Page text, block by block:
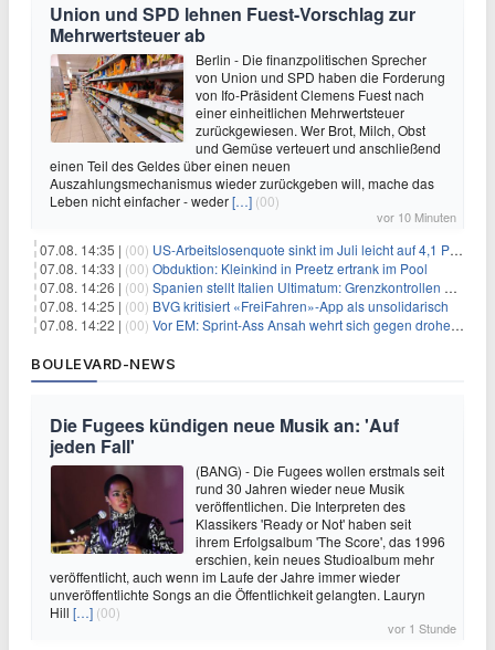
Union und SPD lehnen Fuest-Vorschlag zur
Mehrwertsteuer ab
Berlin - Die finanzpolitischen Sprecher
von Union und SPD haben die Forderung
von Ifo-Präsident Clemens Fuest nach
einer einheitlichen Mehrwertsteuer
zurückgewiesen. Wer Brot, Milch, Obst
und Gemüse verteuert und anschließend
einen Teil des Geldes über einen neuen
Auszahlungsmechanismus wieder zurückgeben will, mache das
Leben nicht einfacher - weder[…] (00)
vor 10 Minuten
07.08. 14:35 | (00) US-Arbeitslosenquote sinkt im Juli leicht auf 4,1 Prozent
07.08. 14:33 | (00) Obduktion: Kleinkind in Preetz ertrank im Pool
07.08. 14:26 | (00) Spanien stellt Italien Ultimatum: Grenzkontrollen beenden
07.08. 14:25 | (00) BVG kritisiert «FreiFahren»-App als unsolidarisch
07.08. 14:22 | (00) Vor EM: Sprint-Ass Ansah wehrt sich gegen drohende Sperre
BOULEVARD-NEWS
Die Fugees kündigen neue Musik an: 'Auf
jeden Fall'
(BANG) - Die Fugees wollen erstmals seit
rund 30 Jahren wieder neue Musik
veröffentlichen. Die Interpreten des
Klassikers 'Ready or Not' haben seit
ihrem Erfolgsalbum 'The Score', das 1996
erschien, kein neues Studioalbum mehr
veröffentlicht, auch wenn im Laufe der Jahre immer wieder
unveröffentlichte Songs an die Öffentlichkeit gelangten. Lauryn
Hill […] (00)
vor 1 Stunde